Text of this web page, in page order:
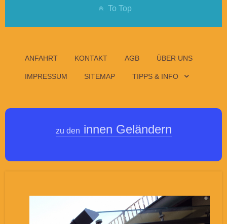
To Top
ANFAHRT KONTAKT AGB ÜBER UNS
IMPRESSUM SITEMAP TIPPS & INFO
zu den innen Geländern